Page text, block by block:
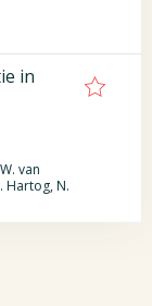
in
van
Hartog, N.